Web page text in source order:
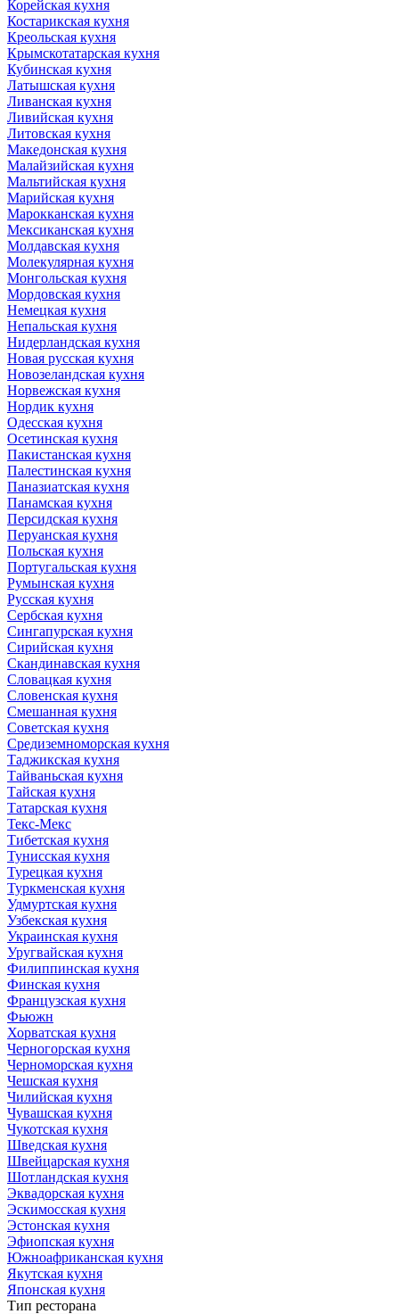
Корейская кухня
Костарикская кухня
Креольская кухня
Крымскотатарская кухня
Кубинская кухня
Латышская кухня
Ливанская кухня
Ливийская кухня
Литовская кухня
Македонская кухня
Малайзийская кухня
Мальтийская кухня
Марийская кухня
Марокканская кухня
Мексиканская кухня
Молдавская кухня
Молекулярная кухня
Монгольская кухня
Мордовская кухня
Немецкая кухня
Непальская кухня
Нидерландская кухня
Новая русская кухня
Новозеландская кухня
Норвежская кухня
Нордик кухня
Одесская кухня
Осетинская кухня
Пакистанская кухня
Палестинская кухня
Паназиатская кухня
Панамская кухня
Персидская кухня
Перуанская кухня
Польская кухня
Португальская кухня
Румынская кухня
Русская кухня
Сербская кухня
Сингапурская кухня
Сирийская кухня
Скандинавская кухня
Словацкая кухня
Словенская кухня
Смешанная кухня
Советская кухня
Средиземноморская кухня
Таджикская кухня
Тайваньская кухня
Тайская кухня
Татарская кухня
Текс-Мекс
Тибетская кухня
Тунисская кухня
Турецкая кухня
Туркменская кухня
Удмуртская кухня
Узбекская кухня
Украинская кухня
Уругвайская кухня
Филиппинская кухня
Финская кухня
Французская кухня
Фьюжн
Хорватская кухня
Черногорская кухня
Черноморская кухня
Чешская кухня
Чилийская кухня
Чувашская кухня
Чукотская кухня
Шведская кухня
Швейцарская кухня
Шотландская кухня
Эквадорская кухня
Эскимосская кухня
Эстонская кухня
Эфиопская кухня
Южноафриканская кухня
Якутская кухня
Японская кухня
Тип ресторана